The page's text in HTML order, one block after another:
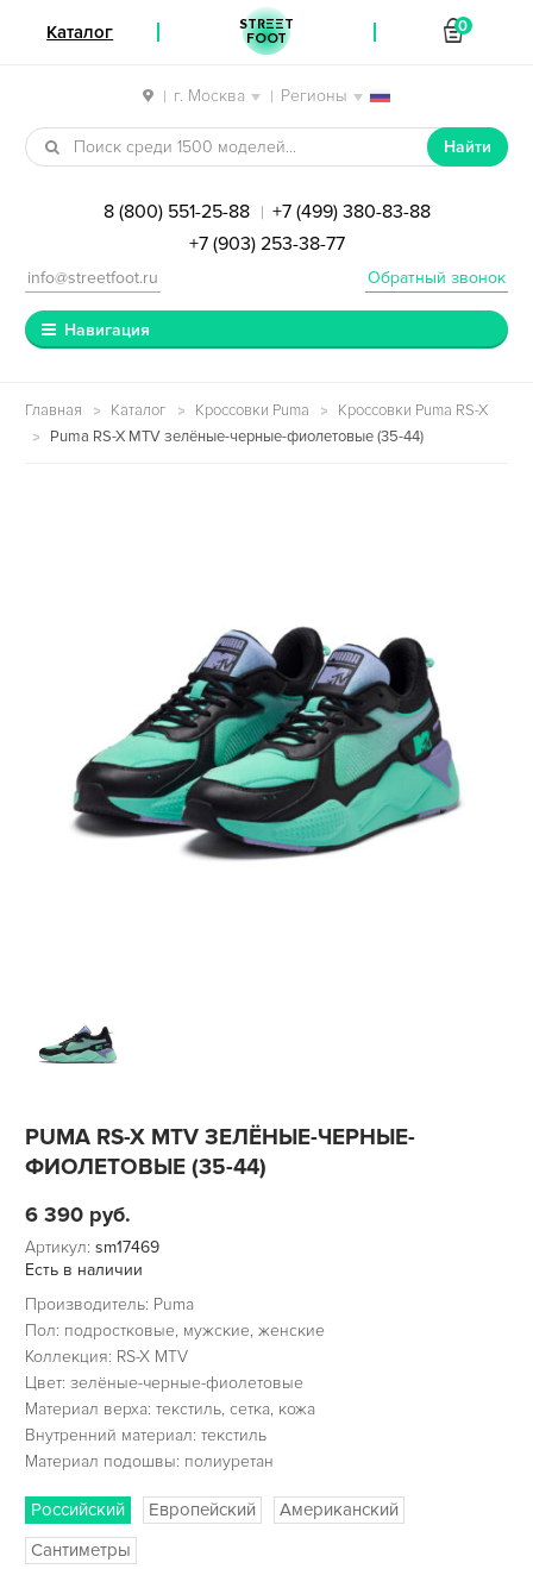
| г. Москва | Регионы
Перейти к навигации
Перейти к содержимому
Найти
8 (800) 551-25-88 | +7 (499) 380-83-88
+7 (903) 253-38-77
Обратный звонок
info@streetfoot.ru
Навигация
Главная Каталог Кроссовки Puma
Кроссовки Puma RS-X
Puma RS-X MTV зелёные-черные-фиолетовые (35-44)
PUMA RS-X MTV ЗЕЛЁНЫЕ-ЧЕРНЫЕ-
ФИОЛЕТОВЫЕ (35-44)
6 390 руб.
Артикул: sm17469
Есть в наличии
Производитель: Puma
Пол: подростковые, мужские, женские
Коллекция: RS-X MTV
Цвет: зелёные-черные-фиолетовые
Материал верха: текстиль, сетка, кожа
Внутренний материал: текстиль
Материал подошвы: полиуретан
Российский Европейский
Американский
Сантиметры
Каталог STREET
FOOT
0